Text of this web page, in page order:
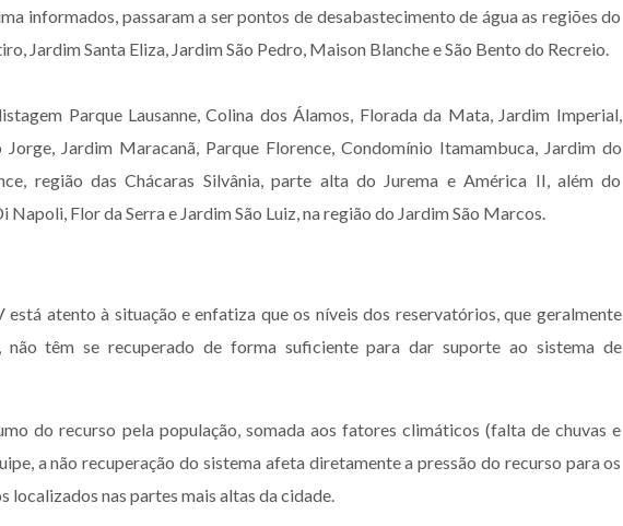
informados, passaram a ser pontos de desabastecimento de água as regiões do
Jardim Santa Eliza, Jardim São Pedro, Maison Blanche e São Bento do Recreio.
Parque Lausanne, Colina dos Álamos, Florada da Mata, Jardim Imperial,
Jorge, Jardim Maracanã, Parque Florence, Condomínio Itamambuca, Jardim do
região das Chácaras Silvânia, parte alta do Jurema e América II, além do
Flor da Serra e Jardim São Luiz, na região do Jardim São Marcos.
atento à situação e enfatiza que os níveis dos reservatórios, que geralmente
não têm se recuperado de forma suficiente para dar suporte ao sistema de
do recurso pela população, somada aos fatores climáticos (falta de chuvas e
a não recuperação do sistema afeta diretamente a pressão do recurso para os
localizados nas partes mais altas da cidade.